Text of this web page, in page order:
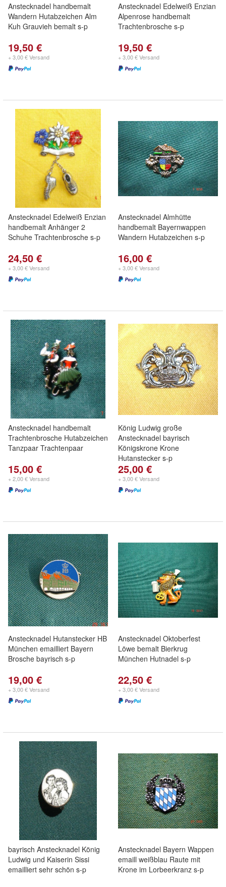
Anstecknadel handbemalt
Wandern Hutabzeichen Alm
Kuh Grauvieh bemalt s-p
19,50 €
+ 3,00 € Versand
Anstecknadel Edelweiß Enzian
Alpenrose handbemalt
Trachtenbrosche s-p
19,50 €
+ 3,00 € Versand
Anstecknadel Edelweiß Enzian
handbemalt Anhänger 2
Schuhe Trachtenbrosche s-p
24,50 €
+ 3,00 € Versand
Anstecknadel Almhütte
handbemalt Bayernwappen
Wandern Hutabzeichen s-p
16,00 €
+ 3,00 € Versand
Anstecknadel handbemalt
Trachtenbrosche Hutabzeichen
Tanzpaar Trachtenpaar
15,00 €
+ 2,00 € Versand
König Ludwig große
Anstecknadel bayrisch
Königskrone Krone
Hutanstecker s-p
25,00 €
+ 3,00 € Versand
Anstecknadel Hutanstecker HB
München emailliert Bayern
Brosche bayrisch s-p
19,00 €
+ 3,00 € Versand
Anstecknadel Oktoberfest
Löwe bemalt Bierkrug
München Hutnadel s-p
22,50 €
+ 3,00 € Versand
bayrisch Anstecknadel König
Ludwig und Kaiserin Sissi
emailliert sehr schön s-p
Anstecknadel Bayern Wappen
emaill weißblau Raute mit
Krone im Lorbeerkranz s-p